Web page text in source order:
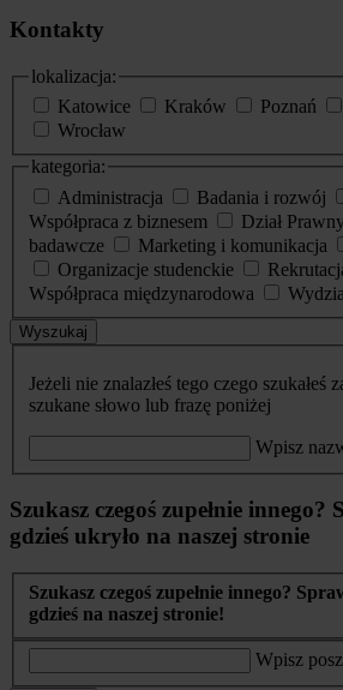
Kontakty
lokalizacja:
Katowice
Kraków Poznań
Wrocław
kategoria:
Administracja
Badania i rozwój
Współpraca z biznesem
Dział
badawcze
Marketing i komunikacja
Organizacje studenckie
Współpraca międzynarodowa
Wyszukaj
Jeżeli nie znalazłeś tego czego szukałeś
szukane słowo lub frazę poniżej
Wpisz
Szukasz czegoś zupełnie innego?
gdzieś ukryło na naszej stronie
Szukasz czegoś zupełnie innego?
gdzieś na naszej stronie!
Wpisz